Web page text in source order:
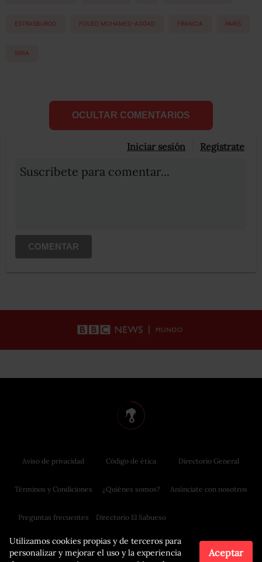
ESTRASBURGO FOUED MOHAMED-AGGAD FRANCIA PARÍS
SIRIA
OCULTAR COMENTARIOS
Iniciar sesión Registrate
Suscribete para comentar...
COMENTAR
Utilizamos cookies propias y de terceros para
personalizar y mejorar el uso y la experiencia
Aceptar
Aviso de privacidad
Términos y Condiciones
Preguntas frecuentes
Código de ética
¿Quiénes somos?
Directorio El Sabueso
Directorio General
Anúnciate con nosotros